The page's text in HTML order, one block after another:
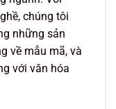
chúng tôi
những sản
về mẫu mã, và
với văn hóa